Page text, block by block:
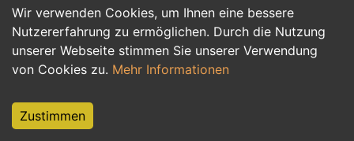
Wir verwenden Cookies, um Ihnen eine bessere
Nutzererfahrung zu ermöglichen. Durch die Nutzung
unserer Webseite stimmen Sie unserer Verwendung
von Cookies zu. Mehr Informationen
Zustimmen
Personalwesen Assistenz, Sekretariat
Hilfskräfte, Aushilfs- und Nebenjobs
Weiterbildung, Studium, duale Ausbildung